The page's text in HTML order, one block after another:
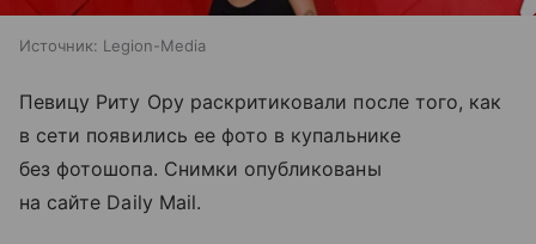
Источник: Legion-Media
Певицу Риту Ору раскритиковали после того, как
в сети появились ее фото в купальнике
без фотошопа. Снимки опубликованы
на сайте Daily Mail.